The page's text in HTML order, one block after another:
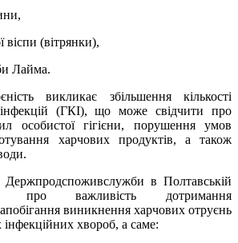
віспи (вітрянки),
Лайма.
викликає збільшення кількості
(ГКІ), що може свідчити про
особистої гігієни, порушення умов
харчових продуктів, а також
Держпродспоживслужби в Полтавській
про важливість дотримання
виникнення харчових отруєнь
хвороб, а саме: